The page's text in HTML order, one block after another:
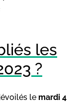
les
?
le mardi 4